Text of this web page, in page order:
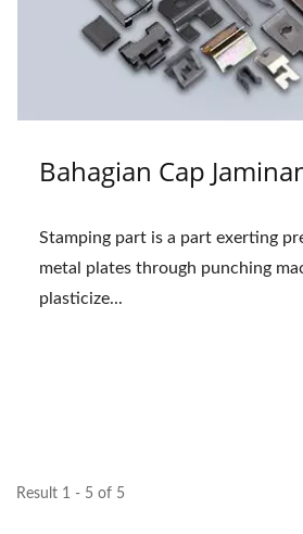
Bahagian Cap
Stamping part is a part exerting
metal plates through punching
plasticize...
Result 1 - 5 of 5